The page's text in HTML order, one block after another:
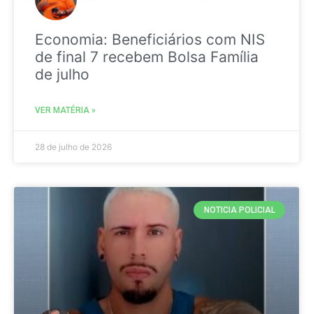
Economia: Beneficiários com NIS
de final 7 recebem Bolsa Família
de julho
VER MATÉRIA »
28 de julho de 2026
NOTICIA POLICIAL